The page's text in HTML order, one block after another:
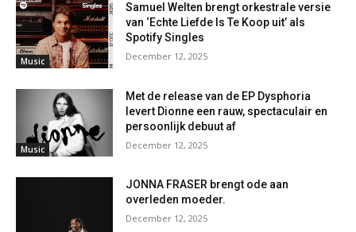
Music
Samuel Welten brengt orkestrale versie
van ‘Echte Liefde Is Te Koop uit’ als
Spotify Singles
December 12, 2025
Music
Met de release van de EP Dysphoria
levert Dionne een rauw, spectaculair en
persoonlijk debuut af
December 12, 2025
JONNA FRASER brengt ode aan
overleden moeder.
December 12, 2025